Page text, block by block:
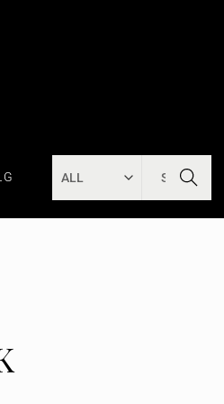
SEARC
H